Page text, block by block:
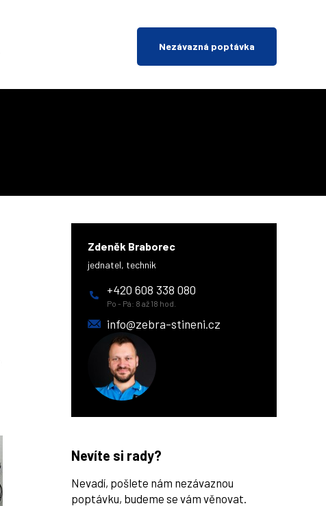
Nezávazná poptávka
Zdeněk Braborec
jednatel, technik
+420 608 338 080
Po - Pá: 8 až 18 hod.
info@zebra-stineni.cz
Nevíte si rady?
Nevadí, pošlete nám nezávaznou
poptávku, budeme se vám věnovat.